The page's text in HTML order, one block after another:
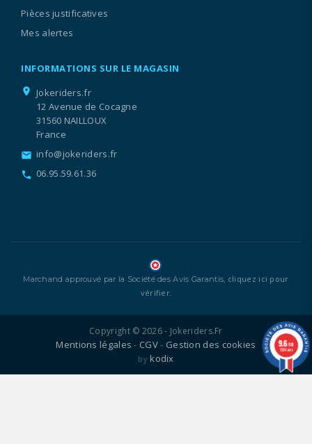
Pièces justificatives
Mes alertes
INFORMATIONS SUR LE MAGASIN
location_on
Jokeriders.fr
12 Avenue de Cocagne
31560 NAILLOUX
France
email info@jokeriders.fr
call 06.95.59.61.36
Marchand approuvé par la Société des Avis Garantis, cliquez ici pour
vérifier.
Copyright © 2026 - Jokeriders.fr
Mentions légales - CGV- Gestion des cookies
by kodix
9.6/10
1336 avis